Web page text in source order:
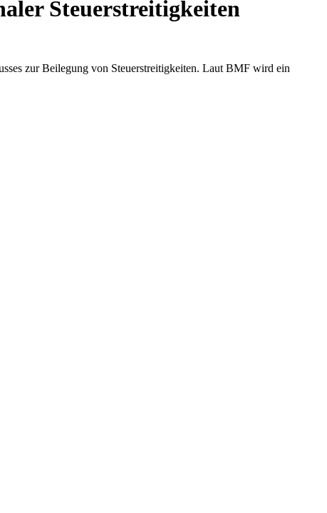
Steuerstreitigkeiten
zur Beilegung von Steuerstreitigkeiten. Laut BMF wird ein